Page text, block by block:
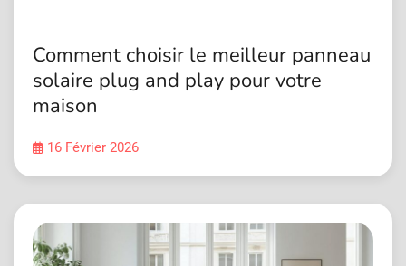
Comment choisir le meilleur panneau
solaire plug and play pour votre
maison
16 Février 2026